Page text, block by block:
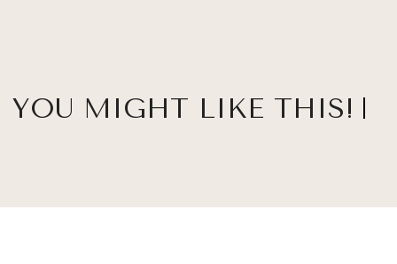
YOU MIGHT LIKE THIS!